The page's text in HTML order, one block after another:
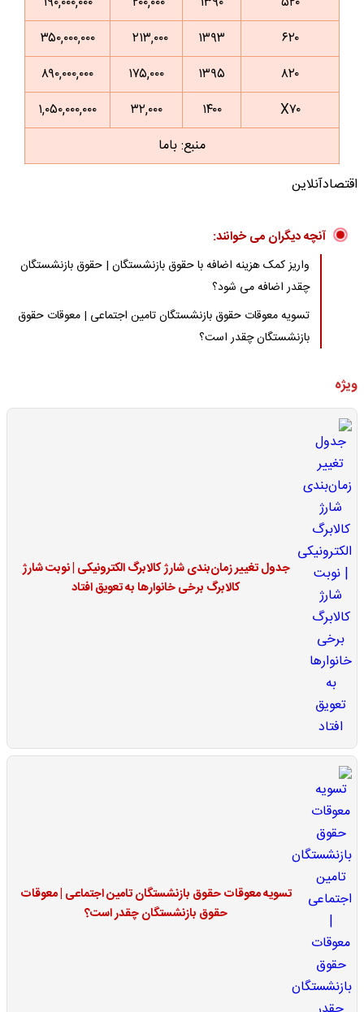
۶۲۰
۱۳۹۳ ۲۱۳,۰۰۰
۳۵۰,۰۰۰,۰۰۰
۸۲۰
۱۳۹۵ ۱۷۵,۰۰۰
۸۹۰,۰۰۰,۰۰۰
X۷۰
۱۴۰۰ ۳۲,۰۰۰
۱,۰۵۰,۰۰۰,۰۰۰
منبع: باما
اقتصادآنلاین
آنچه دیگران می خوانند:
واریز کمک هزینه اضافه با حقوق بازنشستگان | حقوق بازنشستگان
چقدر اضافه می شود؟
تسویه معوقات حقوق بازنشستگان تامین اجتماعی | معوقات حقوق
بازنشستگان چقدر است؟
ویژه
جدول تغییر زمان‌بندی شارژ کالابرگ الکترونیکی | نوبت شارژ
کالابرگ برخی خانوارها به تعویق افتاد
تسویه معوقات حقوق بازنشستگان تامین اجتماعی | معوقات
حقوق بازنشستگان چقدر است؟